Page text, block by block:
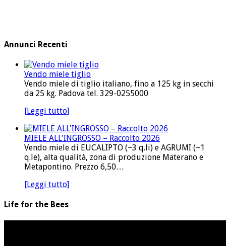
Annunci Recenti
Vendo miele tiglio
Vendo miele di tiglio italiano, fino a 125 kg in secchi
da 25 kg. Padova tel. 329-0255000
[Leggi tutto]
MIELE ALL'INGROSSO – Raccolto 2026
Vendo miele di EUCALIPTO (~3 q.li) e AGRUMI (~1
q.le), alta qualità, zona di produzione Materano e
Metapontino. Prezzo 6,50…
[Leggi tutto]
Life for the Bees